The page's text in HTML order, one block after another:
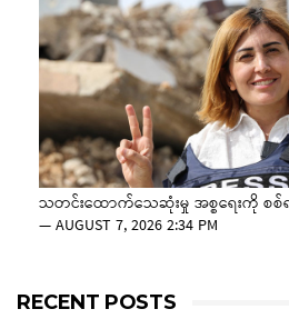
သတင်းထောက်သေဆုံးမှု အစ္စရေးကို စစ်
—AUGUST 7, 2026 2:34 PM
RECENT POSTS